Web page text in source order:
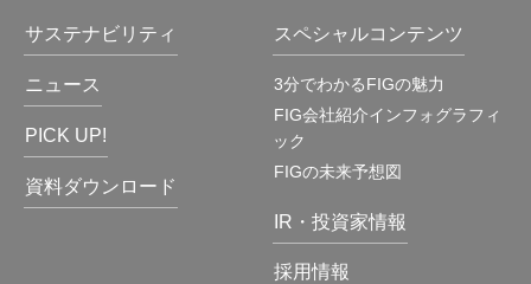
サステナビリティ
ニュース
PICK UP!
資料ダウンロード
スペシャルコンテンツ
3分でわかるFIGの魅力
FIG会社紹介インフォグラフィ
ック
FIGの未来予想図
IR・投資家情報
採用情報